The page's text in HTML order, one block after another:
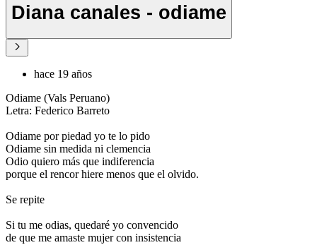
Diana canales - odiame
hace 19 años
Odiame (Vals Peruano)
Letra: Federico Barreto
Odiame por piedad yo te lo pido
Odiame sin medida ni clemencia
Odio quiero más que indiferencia
porque el rencor hiere menos que el olvido.
Se repite
Si tu me odias, quedaré yo convencido
de que me amaste mujer con insistencia